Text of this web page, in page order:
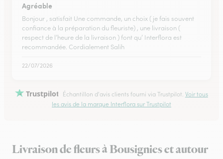
Agréable
Bonjour , satisfait Une commande, un choix ( je fais souvent
confiance à la préparation du fleuriste) , une livraison (
respect de l’heure de la livraison ) font qu’ Interflora est
recommandée. Cordialement Salih
22/07/2026
Trustpilot Échantillon d'avis clients fourni via Trustpilot. Voir tous
les avis de la marque Interflora sur Trustpilot
Livraison de fleurs à Bousignies et autour